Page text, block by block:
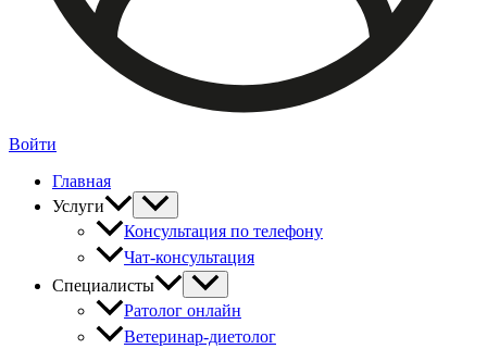
Войти
Главная
Услуги
Консультация по телефону
Чат-консультация
Специалисты
Ратолог онлайн
Ветеринар-диетолог